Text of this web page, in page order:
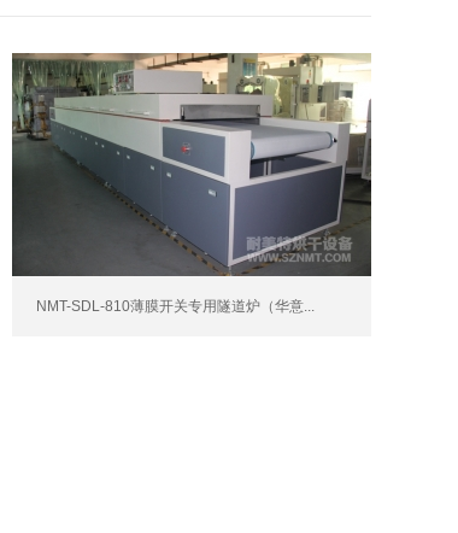
NMT-SDL-810薄膜开关专用隧道炉（华意...